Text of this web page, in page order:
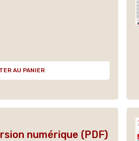
AU PANIER
numérique (PDF)